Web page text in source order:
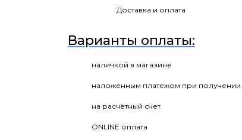
Доставка и оплата
Варианты оплаты:
наличкой в магазине
наложенным платежом при получении
на расчётный счет
ONLINE оплата